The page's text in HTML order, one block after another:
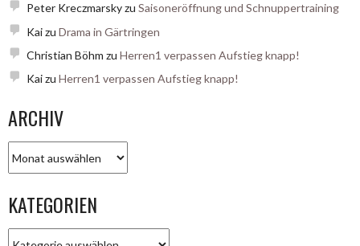
Peter Kreczmarskyzu Saisoneröffnung und Schnuppertraining
Kaizu Drama in Gärtringen
Christian Böhm zu Herren1 verpassen Aufstieg knapp!
Kaizu Herren1 verpassen Aufstieg knapp!
ARCHIV
KATEGORIEN